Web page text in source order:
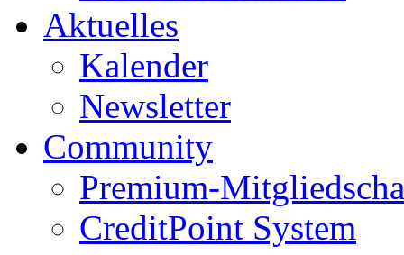
Aktuelles
Kalender
Newsletter
Community
Premium-
CreditPoint System